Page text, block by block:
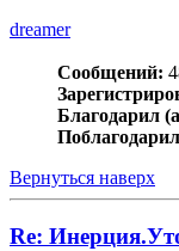
dreamer
Сообщений:
Благодарил
Вернуться наверх
Re: